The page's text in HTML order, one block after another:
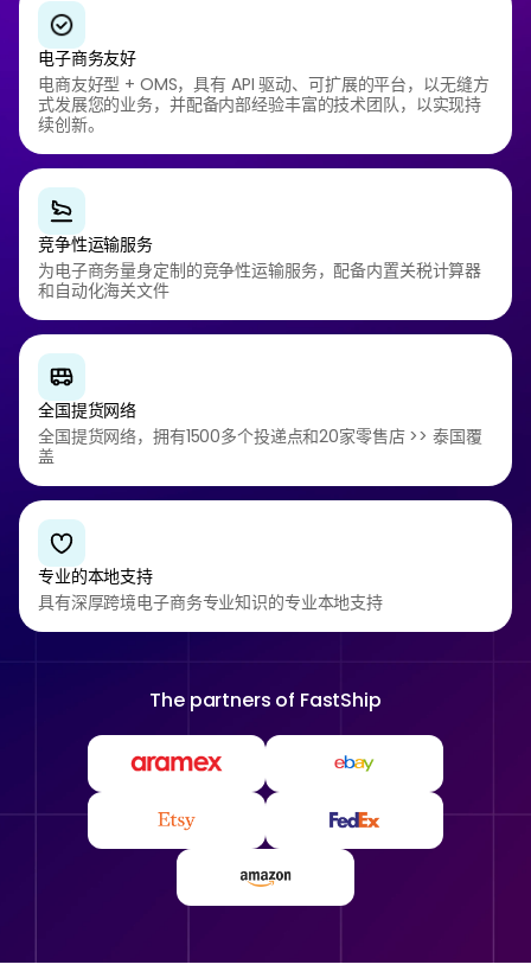
电子商务友好
电商友好型 + OMS，具有 API 驱动、可扩展的平台，以无缝方
式发展您的业务，并配备内部经验丰富的技术团队，以实现持
续创新。
竞争性运输服务
为电子商务量身定制的竞争性运输服务，配备内置关税计算器
和自动化海关文件
全国提货网络
全国提货网络，拥有1500多个投递点和20家零售店 >> 泰国覆
盖
专业的本地支持
具有深厚跨境电子商务专业知识的专业本地支持
The partners of FastShip